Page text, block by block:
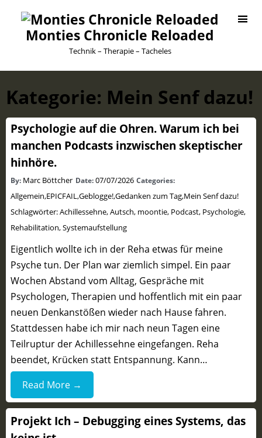
Monties Chronicle Reloaded
Technik – Therapie – Tacheles
Kategorie: Mein Senf dazu!
Psychologie auf die Ohren. Warum ich bei
manchen Podcasts inzwischen skeptischer
hinhöre.
By: Marc Böttcher Date:07/07/2026 Categories:
Allgemein,EPICFAIL,Geblogge!,Gedanken zum Tag,Mein Senf dazu!
Schlagwörter:Achillessehne,Autsch, moontie, Podcast, Psychologie,
Rehabilitation,Systemaufstellung
Eigentlich wollte ich in der Reha etwas für meine
Psyche tun. Der Plan war ziemlich simpel. Ein paar
Wochen Abstand vom Alltag, Gespräche mit
Psychologen, Therapien und hoffentlich mit ein paar
neuen Denkanstößen wieder nach Hause fahren.
Stattdessen habe ich mir nach neun Tagen eine
Teilruptur der Achillessehne eingefangen. Reha
beendet, Krücken statt Entspannung. Kann…
Read More →
Projekt Ich – Debugging eines Systems, das